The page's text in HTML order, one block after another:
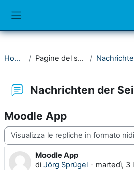
Home Pagine del sito
Nachrichten der
Moodle App
Modalità visualizzazione
Moodle App
di Jörg Sprügel - martedì, 3
Numero di risposte: 0